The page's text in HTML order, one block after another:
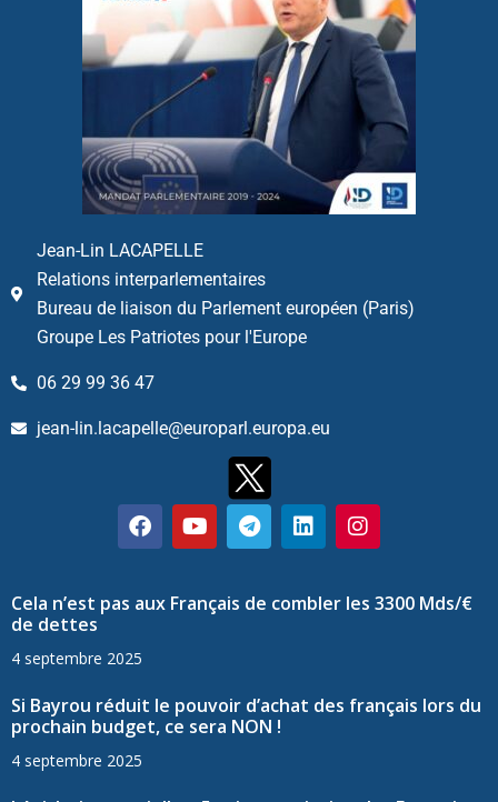
Jean-Lin LACAPELLE
Relations interparlementaires
Bureau de liaison du Parlement européen (Paris)
Groupe Les Patriotes pour l'Europe
06 29 99 36 47
jean-lin.lacapelle@europarl.europa.eu
Cela n’est pas aux Français de combler les 3300 Mds/€
de dettes
4 septembre 2025
Si Bayrou réduit le pouvoir d’achat des français lors du
prochain budget, ce sera NON !
4 septembre 2025